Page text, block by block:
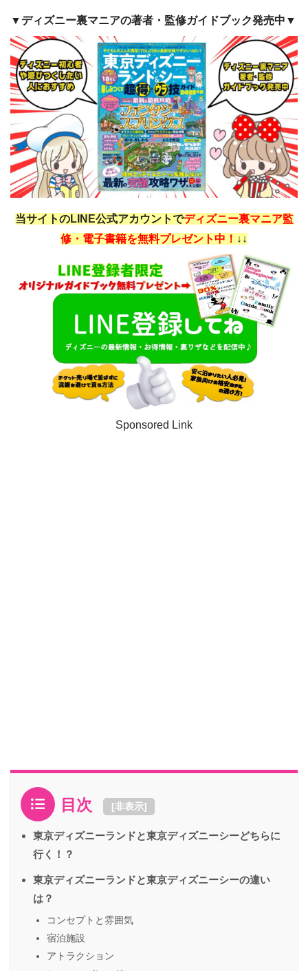
▼ディズニー裏マニアの著者・監修ガイドブック発売中▼
当サイトのLINE公式アカウントでディズニー裏マニア監
修・電子書籍を無料プレゼント中！ ↓↓
Sponsored Link
目次 [非表示]
東京ディズニーランドと東京ディズニーシーどちらに
行く！？
東京ディズニーランドと東京ディズニーシーの違い
は？
コンセプトと雰囲気
宿泊施設
アトラクション